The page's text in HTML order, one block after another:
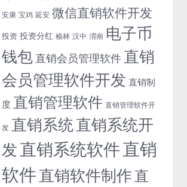
安康 宝鸡 延安 微信直销软件开发
投资 投资分红 榆林 汉中 渭南 电子币
钱包 直销会员管理软件 直销
会员管理软件开发 直销制
度 直销管理软件 直销管理软件开
发 直销系统直销系统开
发直销系统软件直销
软件直销软件制作直